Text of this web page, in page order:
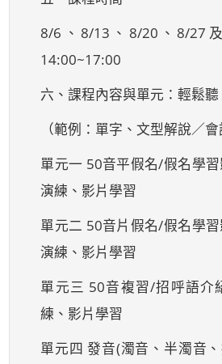
8/6、8/13、8/20、8/27
14:00~17:00
六、課程內容與單元：輕鬆
（範例：單字、文型解說／會
單元一 50音平假名/假名學
演練、影片學習
單元二 50音片假名/假名學
演練、影片學習
單元三 50音複習/招呼語介
練、影片學習
單元四 發音(濁音、半濁音